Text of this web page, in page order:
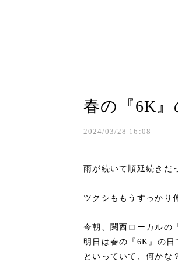
春の『6K』
2024/03/28 16:08
雨が続いて順延続きだ
ツクシももうすっかり
今朝、関西ローカルの
明日は春の『6K』の日
といっていて、何かな